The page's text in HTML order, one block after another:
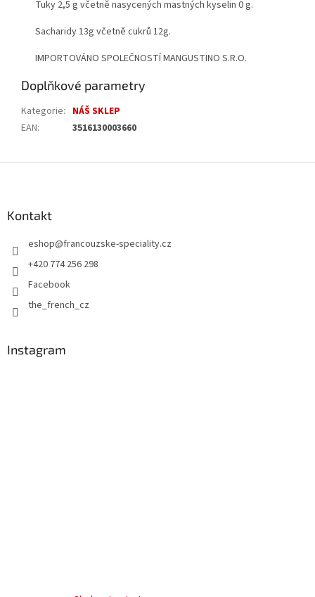
Tuky 2,5 g včetně nasycených mastných kyselin 0 g.
Sacharidy 13g včetně cukrů 12g.
IMPORTOVÁNO SPOLEČNOSTÍ MANGUSTINO S.R.O.
Doplňkové parametry
Kategorie: NÁŠ SKLEP
EAN: 3516130003660
Kontakt
eshop@francouzske-speciality.cz
+420 774 256 298
Facebook
the_french_cz
Instagram